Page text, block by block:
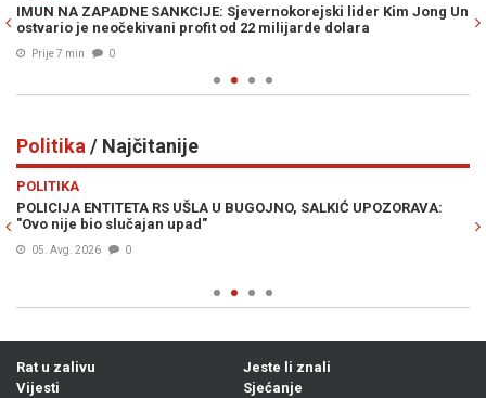
IMUN NA ZAPADNE SANKCIJE: Sjevernokorejski lider Kim Jong Un
ostvario je neočekivani profit od 22 milijarde dolara
Prije 7 min 0
Politika/ Najčitanije
POLITIKA
POLICIJA ENTITETA RS UŠLA U BUGOJNO, SALKIĆ UPOZORAVA:
"Ovo nije bio slučajan upad"
05. Avg. 2026 0
Rat u zalivu
Vijesti
Jeste li znali
Sjećanje